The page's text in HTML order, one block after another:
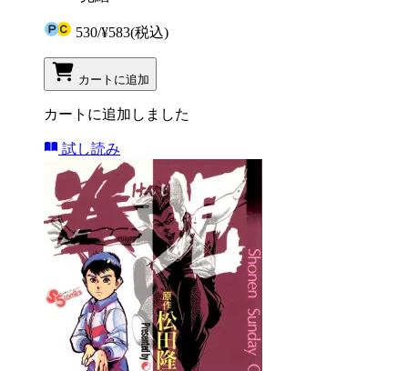
530/¥583(税込)
カートに追加
カートに追加しました
試し読み